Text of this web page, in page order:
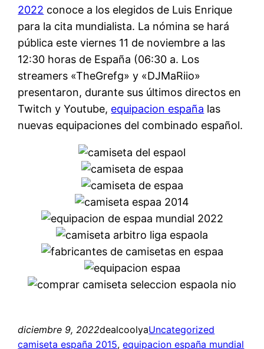
2022 conoce a los elegidos de Luis Enrique
para la cita mundialista. La nómina se hará
pública este viernes 11 de noviembre a las
12:30 horas de España (06:30 a. Los
streamers «TheGrefg» y «DJMaRiio»
presentaron, durante sus últimos directos en
Twitch y Youtube, equipacion españa las
nuevas equipaciones del combinado español.
diciembre 9, 2022dealcoolyaUncategorized
camiseta españa 2015, equipacion españa mundial